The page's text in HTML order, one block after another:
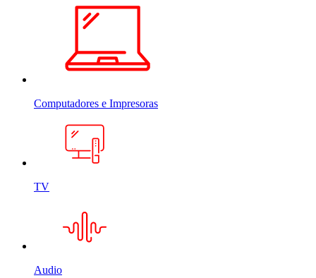
Computadores e Impresoras
TV
Audio